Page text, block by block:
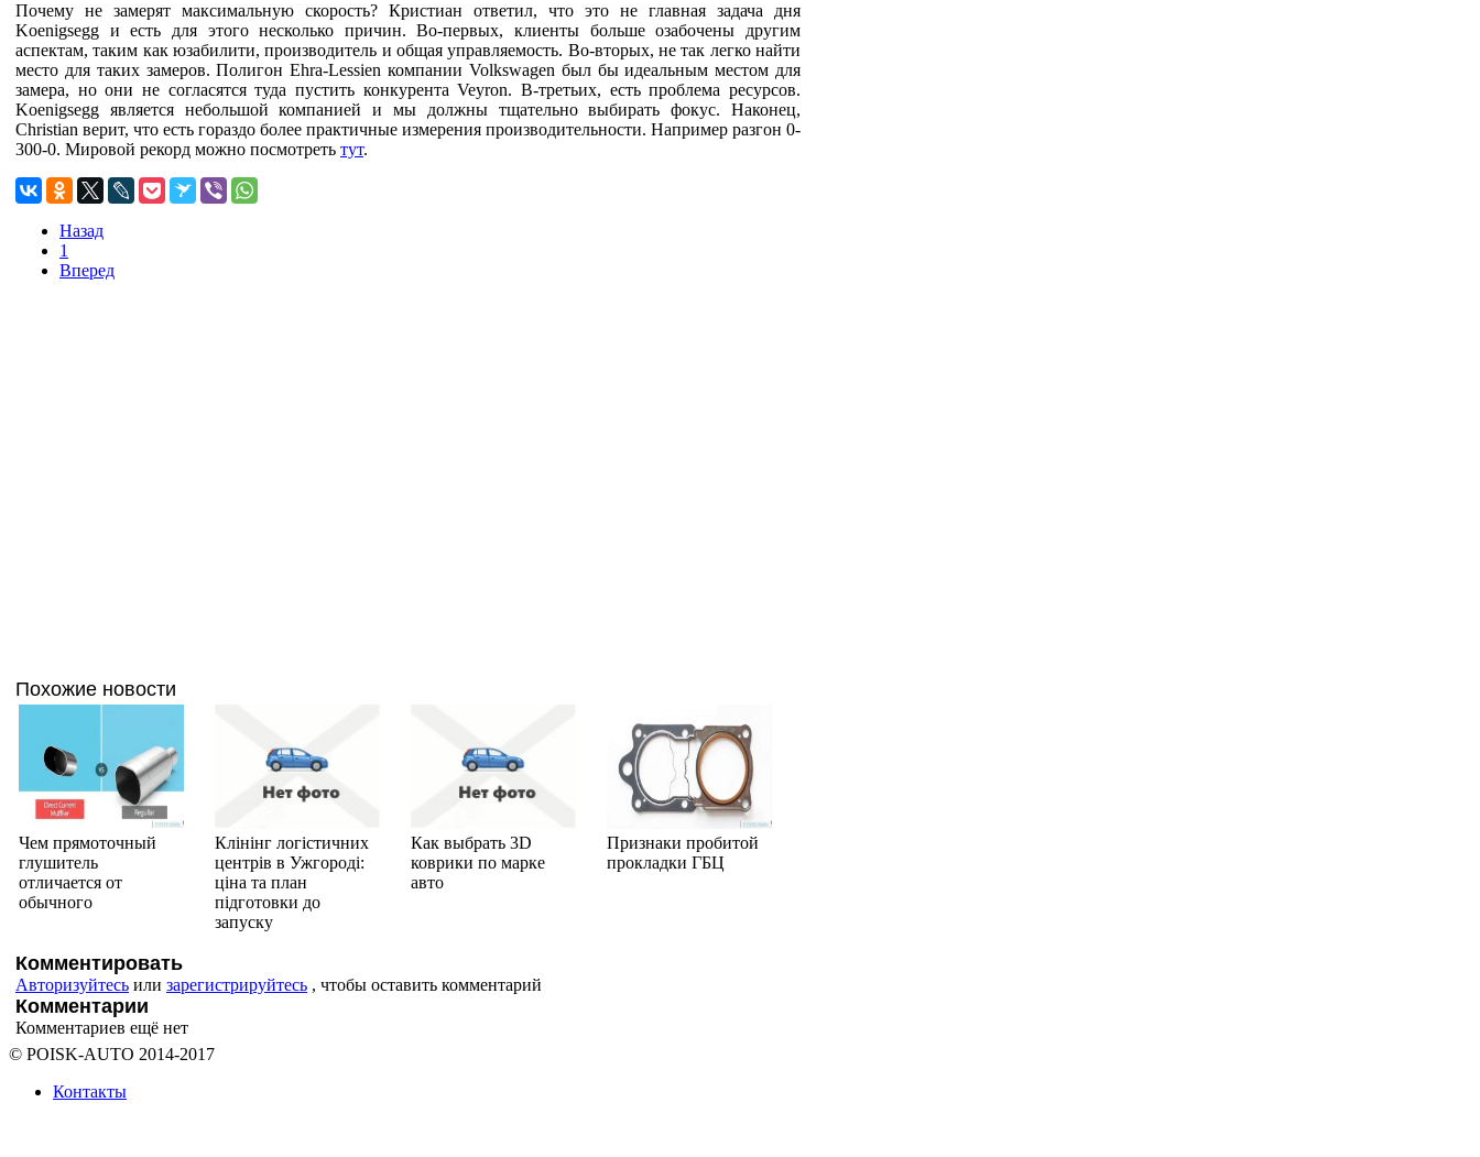
Почему не замерят максимальную скорость? Кристиан ответил, что это не главная задача дня
Koenigsegg и есть для этого несколько причин. Во-первых, клиенты больше озабочены другим
аспектам, таким как юзабилити, производитель и общая управляемость. Во-вторых, не так легко найти
место для таких замеров. Полигон Ehra-Lessien компании Volkswagen был бы идеальным местом для
замера, но они не согласятся туда пустить конкурента Veyron. В-третьих, есть проблема ресурсов.
Koenigsegg является небольшой компанией и мы должны тщательно выбирать фокус. Наконец,
Christian верит, что есть гораздо более практичные измерения производительности. Например разгон 0-
300-0. Мировой рекорд можно посмотреть тут.
Назад
1
Вперед
Похожие новости
Чем прямоточный
глушитель
отличается от
обычного
Клінінг логістичних
центрів в Ужгороді:
ціна та план
підготовки до
запуску
Как выбрать 3D
коврики по марке
авто
Признаки пробитой
прокладки ГБЦ
Комментировать
Авторизуйтесь или зарегистрируйтесь , чтобы оставить комментарий
Комментарии
Комментариев ещё нет
© POISK-AUTO 2014-2017
Контакты